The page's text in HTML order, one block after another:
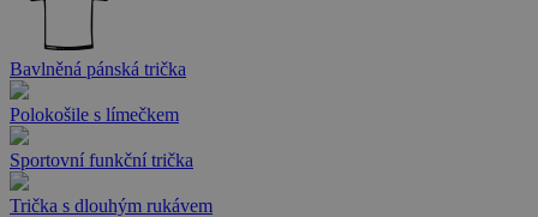
Bavlněná pánská trička
Polokošile s límečkem
Sportovní funkční trička
Trička s dlouhým rukávem